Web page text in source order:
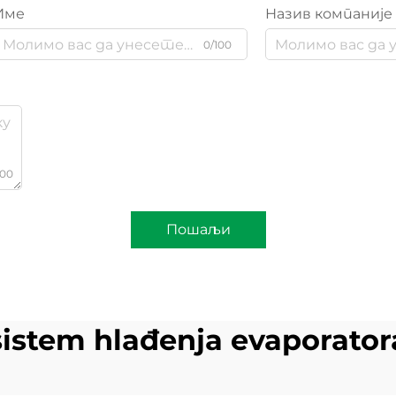
0/100
Назив компаније
Пошаљи
hlađenja